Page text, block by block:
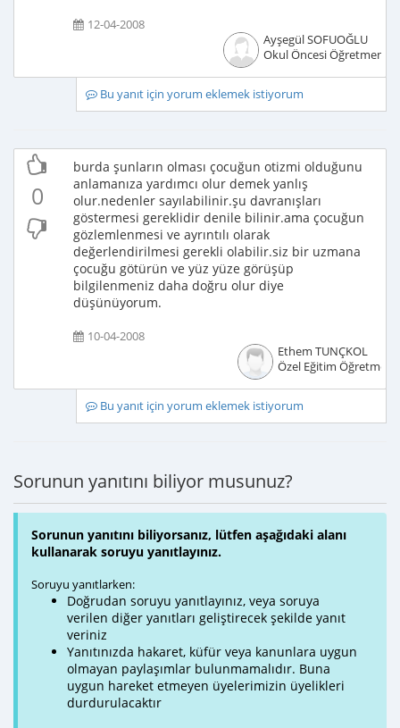
12-04-2008
Ayşegül SOFUOĞLU
Okul Öncesi Öğretmeni
Bu yanıt için yorum eklemek istiyorum
0
burda şunların olması çocuğun otizmi olduğunu
anlamanıza yardımcı olur demek yanlış
olur.nedenler sayılabilinir.şu davranışları
göstermesi gereklidir denile bilinir.ama çocuğun
gözlemlenmesi ve ayrıntılı olarak
değerlendirilmesi gerekli olabilir.siz bir uzmana
çocuğu götürün ve yüz yüze görüşüp
bilgilenmeniz daha doğru olur diye
düşünüyorum.
10-04-2008
Ethem TUNÇKOL
Özel Eğitim Öğretmeni
Bu yanıt için yorum eklemek istiyorum
Sorunun yanıtını biliyor musunuz?
Sorunun yanıtını biliyorsanız, lütfen aşağıdaki alanı
kullanarak soruyu yanıtlayınız.
Soruyu yanıtlarken:
Doğrudan soruyu yanıtlayınız, veya soruya
verilen diğer yanıtları geliştirecek şekilde yanıt
veriniz
Yanıtınızda hakaret, küfür veya kanunlara uygun
olmayan paylaşımlar bulunmamalıdır. Buna
uygun hareket etmeyen üyelerimizin üyelikleri
durdurulacaktır